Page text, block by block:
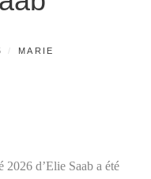
BY
MARIE
d’Elie Saab a été